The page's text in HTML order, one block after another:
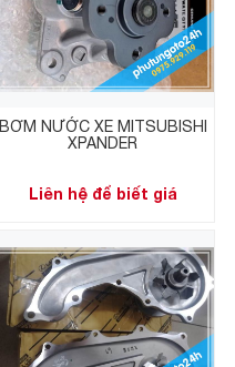
BƠM NƯỚC XE MITSUBISHI
XPANDER
Liên hệ để biết giá